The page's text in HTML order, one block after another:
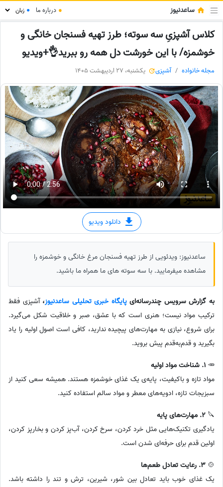
ساعدنیوز ● درباره ما ●
کلاس آشپزیِ سه سوته؛ طرز تهیه فسنجان خانگی و
خوشمزه/ با این خورشت دل همه رو ببرید👌+ویدیو
مجله خانواده آشپزی یکشنبه، 27 اردیبهشت 1405
دانلود ویدیو
ساعدنیوز: ویدئویی از طرز تهیه فسنجان مرغ خانگی و خوشمزه را
مشاهده میفرمایید. با سه سوته های ما همراه ما باشید.
به گزارش سرویس چندرسانه‌ایپایگاه خبری تحلیلی ساعدنیوز، آشپزی فقط
ترکیب مواد نیست؛ هنری است که با عشق، صبر و خلاقیت شکل می‌گیرد.
برای شروع، نیازی به مهارت‌های پیچیده ندارید، کافی است اصول اولیه را یاد
بگیرید و قدم‌به‌قدم پیش بروید.
🥕 1. شناخت مواد اولیه
مواد تازه و باکیفیت، پایه‌ی یک غذای خوشمزه هستند. همیشه سعی کنید از
سبزیجات تازه، ادویه‌های معطر و مواد سالم استفاده کنید.
🔪 2. مهارت‌های پایه
یادگیری تکنیک‌هایی مثل خرد کردن، سرخ کردن، آب‌پز کردن و بخارپز کردن،
اولین قدم برای حرفه‌ای شدن است.
🍲 3. رعایت تعادل طعم‌ها
یک غذای خوب باید تعادل بین شور، شیرین، ترش و تند را داشته باشد.